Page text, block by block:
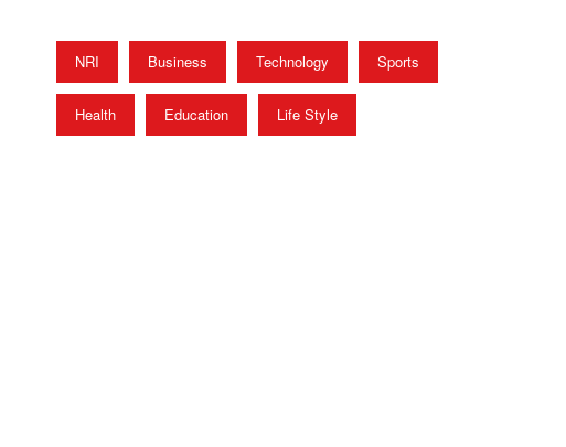
NRI Business Technology Sports
Health Education Life Style